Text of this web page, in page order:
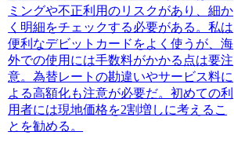
ミングや不正利用のリスクがあり、細か
く明細をチェックする必要がある。私は
便利なデビットカードをよく使うが、海
外での使用には手数料がかかる点は要注
意。為替レートの勘違いやサービス料に
よる高額化も注意が必要だ。初めての利
用者には現地価格を2割増しに考えるこ
とを勧める。